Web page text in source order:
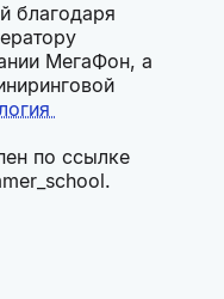
благодаря
МегаФон, а
по ссылке